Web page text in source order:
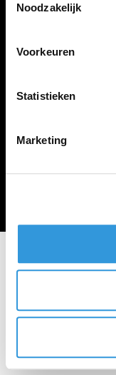
Noodzakelijk
Voorkeuren
Statistieken
Marketing